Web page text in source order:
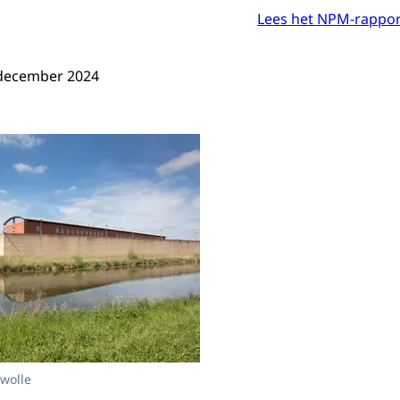
Lees het NPM-
2024
gebouw PPC Zwolle